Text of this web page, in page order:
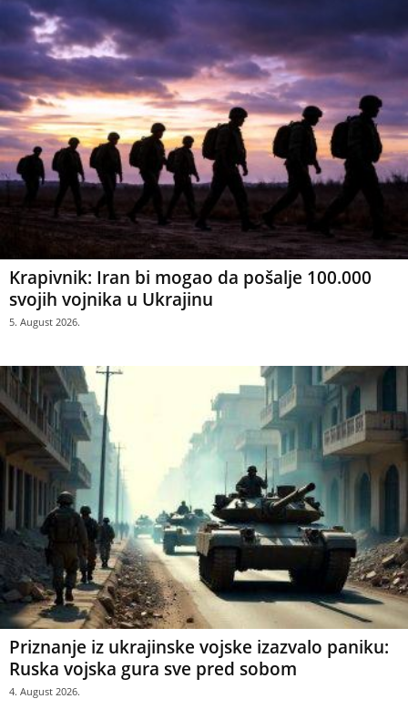
Krapivnik: Iran bi mogao da pošalje 100.000
svojih vojnika u Ukrajinu
5. August 2026.
Priznanje iz ukrajinske vojske izazvalo paniku:
Ruska vojska gura sve pred sobom
4. August 2026.